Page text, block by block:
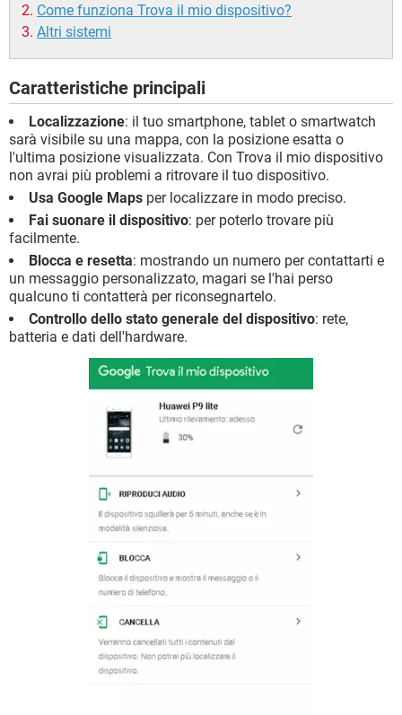
Come funziona Trova il mio dispositivo?
Altri sistemi
Caratteristiche principali
Localizzazione: il tuo smartphone, tablet o smartwatch
sarà visibile su una mappa, con la posizione esatta o
l'ultima posizione visualizzata. Con Trova il mio dispositivo
non avrai più problemi a ritrovare il tuo dispositivo.
Usa Google Maps per localizzare in modo preciso.
Fai suonare il dispositivo: per poterlo trovare più
facilmente.
Blocca e resetta: mostrando un numero per contattarti e
un messaggio personalizzato, magari se l'hai perso
qualcuno ti contatterà per riconsegnartelo.
Controllo dello stato generale del dispositivo: rete,
batteria e dati dell'hardware.